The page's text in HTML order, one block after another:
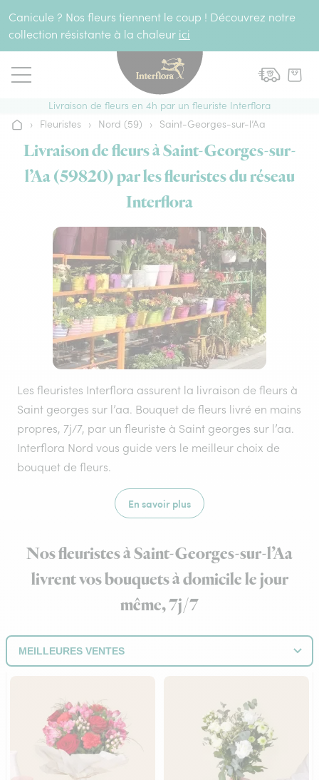
Canicule ? Nos fleurs tiennent le coup ! Découvrez notre
collection résistante à la chaleur ici
Livraison de fleurs en 4h par un fleuriste Interflora
Accueil
› Fleuristes › Nord (59) › Saint-Georges-sur-l’Aa
Livraison de fleurs à Saint-Georges-sur-
l’Aa (59820) par les fleuristes du réseau
Interflora
Les fleuristes Interflora assurent la livraison de fleurs à
Saint georges sur l’aa. Bouquet de fleurs livré en mains
propres, 7j/7, par un fleuriste à Saint georges sur l’aa.
Interflora Nord vous guide vers le meilleur choix de
bouquet de fleurs.
En savoir plus
Nos fleuristes à Saint-Georges-sur-l’Aa
livrent vos bouquets à domicile le jour
même, 7j/7